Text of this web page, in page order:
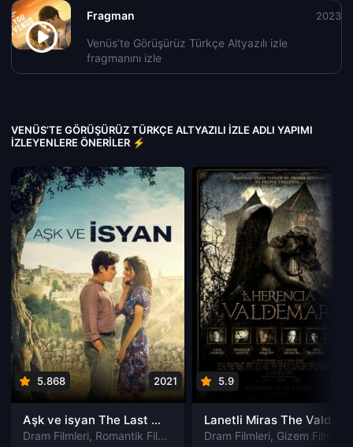
Fragman
Venüs’te Görüşürüz Türkçe Altyazılı izle
fragmanını izle
2023
VENÜS’TE GÖRÜŞÜRÜZ TÜRKÇE ALTYAZILI IZLE ADLI YAPIMI
İZLEYENLERE ÖNERILER ⚡
5.868 2021
Aşk ve isyan The Last Parasido izle
Dram Filmleri, Romantik Filmleri
5.9
Dram Filmleri, Gizem Filmleri